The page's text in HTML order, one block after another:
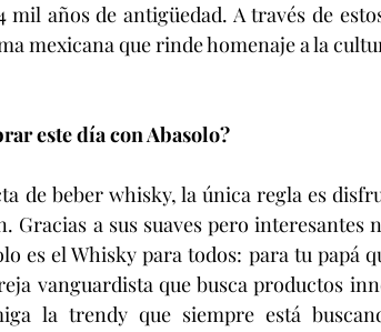
mil años de antigüedad. A través de
mexicana que rinde homenaje a la
este día con Abasolo?
de beber whisky, la única regla es
Gracias a sus suaves pero interesantes
es el Whisky para todos: para tu papá
vanguardista que busca productos
la trendy que siempre está